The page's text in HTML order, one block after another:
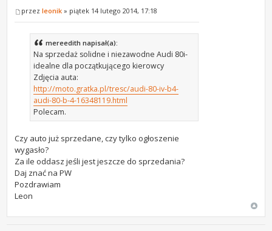
przezleonik » piątek 14 lutego 2014, 17:18
mereedith napisał(a):
Na sprzedaż solidne i niezawodne Audi 80i-
idealne dla początkującego kierowcy
Zdjęcia auta:
http://moto.gratka.pl/tresc/audi-80-iv-b4-
audi-80-b-4-16348119.html
Polecam.
Czy auto już sprzedane, czy tylko ogłoszenie
wygasło?
Za ile oddasz jeśli jest jeszcze do sprzedania?
Daj znać na PW
Pozdrawiam
Leon